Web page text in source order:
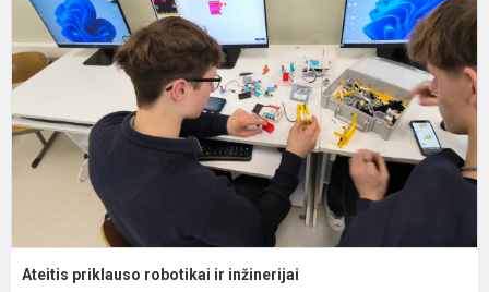
Ateitis priklauso robotikai ir inžinerijai